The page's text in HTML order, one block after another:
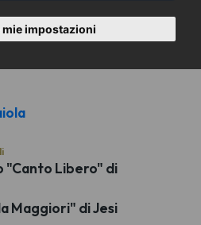
mie impostazioni
"Canto Libero" di
Maggiori" di Jesi